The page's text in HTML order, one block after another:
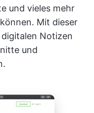
und vieles mehr
Mit dieser
Notizen
und